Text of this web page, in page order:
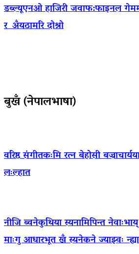
डब्ल्यूएनओ हाजिरी जवाफ:फाइनल
र अँयठामरि दोश्रो
बुखँ (नेपालभाषा)
वरिष्ठ संगीतकःमि रत्न बेहोसी
लःल्हात
नीजि ब्वनेकुथिया स्यनामिपिन्त
माःगु आधारभूत खँ स्यनेकने ज्याझ्वः